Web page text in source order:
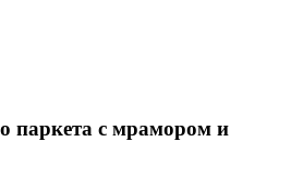
паркета с мрамором и